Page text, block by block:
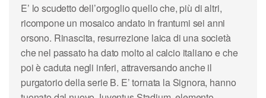
E’ lo scudetto dell’orgoglio quello che, più di altri,
ricompone un mosaico andato in frantumi sei anni
orsono. Rinascita, resurrezione laica di una società
che nel passato ha dato molto al calcio italiano e che
poi è caduta negli inferi, attraversando anche il
purgatorio della serie B. E’ tornata la Signora, hanno